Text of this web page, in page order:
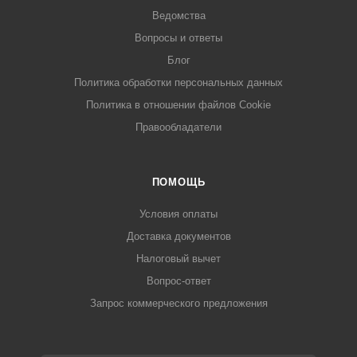
Ведомства
Вопросы и ответы
Блог
Политика обработки персональных данных
Политика в отношении файлов Cookie
Правообладатели
ПОМОЩЬ
Условия оплаты
Доставка документов
Налоговый вычет
Вопрос-ответ
Запрос коммерческого предложения